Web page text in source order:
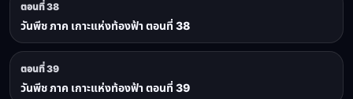
ตอนที่ 38
วันพีช ภาค เกาะแห่งท้องฟ้า ตอนที่ 38
ตอนที่ 39
วันพีช ภาค เกาะแห่งท้องฟ้า ตอนที่ 39